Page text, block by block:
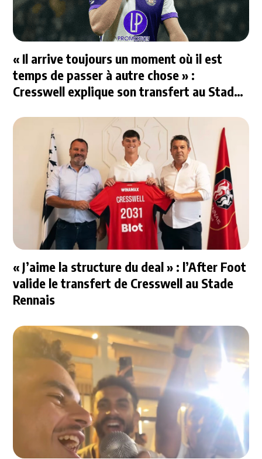
« Il arrive toujours un moment où il est
temps de passer à autre chose » :
Cresswell explique son transfert au Stade
« J’aime la structure du deal » : l’After Foot
valide le transfert de Cresswell au Stade
Rennais